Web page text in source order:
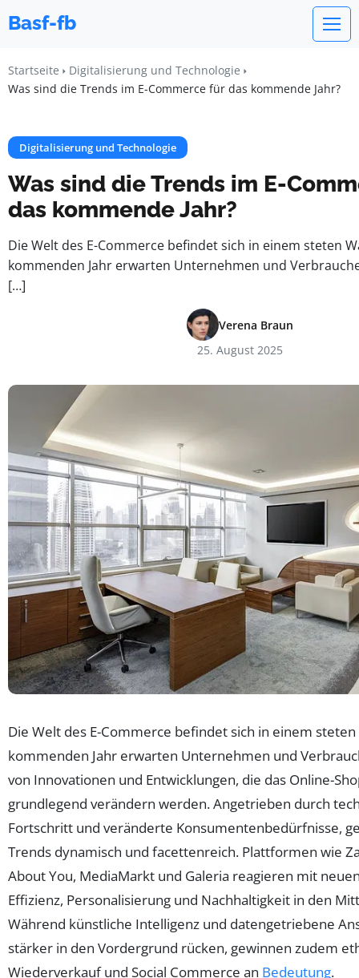
Basf-fb
Startseite
Digitalisierung und Technologie
Was sind die Trends im E-Commerce für das kommende Jahr?
Digitalisierung und Technologie
Was sind die Trends im E-
das kommende Jahr?
Die Welt des E-Commerce befindet sich in einem steten
kommenden Jahr erwarten Unternehmen und
[…]
Verena Braun
25. August 2025
Die Welt des E-Commerce befindet sich in einem
kommenden Jahr erwarten Unternehmen und
von Innovationen und Entwicklungen, die das Online-
grundlegend verändern werden. Angetrieben durch
Fortschritt und veränderte Konsumentenbedürfnisse,
Trends dynamisch und facettenreich. Plattformen wie
About You, MediaMarkt und Galeria reagieren mit
Effizienz, Personalisierung und Nachhaltigkeit in den
Während künstliche Intelligenz und datengetriebene
stärker in den Vordergrund rücken, gewinnen zudem
Wiederverkauf und Social Commerce an Bedeutung.